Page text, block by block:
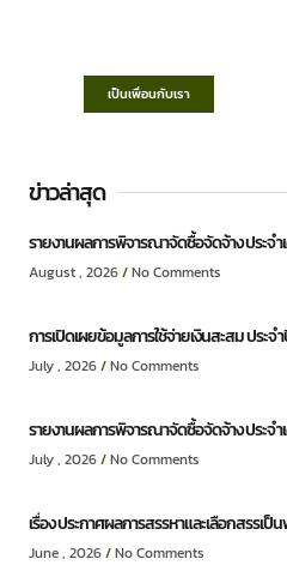
เป็นเพื่อนกับเรา
ข่าวล่าสุด
รายงานผลการพิจารณาจัดซื้อจัดจ้าง ประ
August , 2026 No Comments
การเปิดเผยข้อมูลการใช้จ่ายเงินสะสม ปร
July , 2026 No Comments
รายงานผลการพิจารณาจัดซื้อจัดจ้าง ประ
July , 2026 No Comments
เรื่อง ประกาศผลการสรรหาและเลือกสรรเ
June , 2026 No Comments